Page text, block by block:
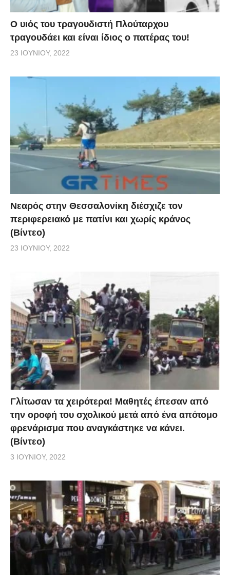
O υιός του τραγουδιστή Πλούταρχου
τραγουδάει και είναι ίδιος ο πατέρας του!
23 ΙΟΥΝΊΟΥ, 2022
Νεαρός στην Θεσσαλονίκη διέσχιζε τον
περιφερειακό με πατίνι και χωρίς κράνος
(Βίντεο)
23 ΙΟΥΝΊΟΥ, 2022
Γλίτωσαν τα χειρότερα! Μαθητές έπεσαν από
την οροφή του σχολικού μετά από ένα απότομο
φρενάρισμα που αναγκάστηκε να κάνει.
(Βίντεο)
3 ΙΟΥΝΊΟΥ, 2022